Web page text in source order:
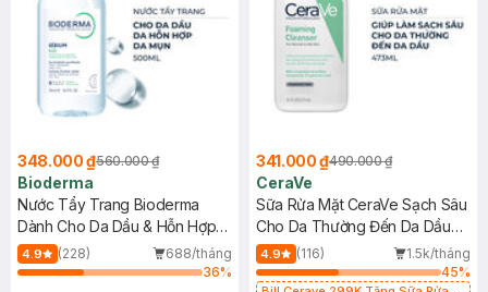
348.000 ₫560.000 ₫
Bioderma
Nước Tẩy Trang Bioderma
Dành Cho Da Dầu & Hỗn Hợp
500ml
4.9 (228)
688/tháng
36%
341.000 ₫490.000 ₫
CeraVe
Sữa Rửa Mặt CeraVe Sạch Sâu
Cho Da Thường Đến Da Dầu
473ml
4.9 (116)
1.5k/tháng
45%